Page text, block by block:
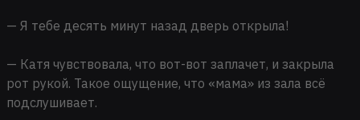
— Я тебе десять минут назад дверь открыла!
— Катя чувствовала, что вот-вот заплачет, и закрыла
рот рукой. Такое ощущение, что «мама» из зала всё
подслушивает.